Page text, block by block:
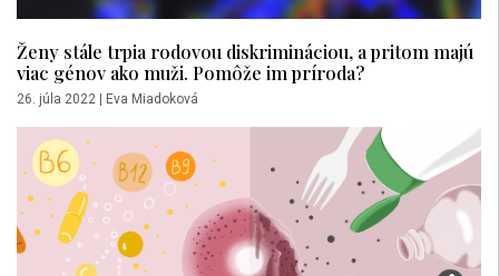
Ženy stále trpia rodovou diskrimináciou, a pritom majú
viac génov ako muži. Pomôže im príroda?
26. júla 2022 Eva Miadoková